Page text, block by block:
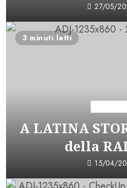
27/05/
3 minuti letti
A LATINA
della
15/04/